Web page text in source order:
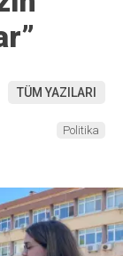
TÜM YAZILARI
Politika